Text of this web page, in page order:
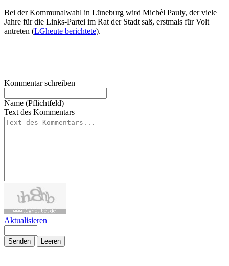
Bei der Kommunalwahl in Lüneburg wird Michèl Pauly, der viele
Jahre für die Links-Partei im Rat der Stadt saß, erstmals für Volt
antreten (LGheute berichtete).
Kommentar schreiben
Name (Pflichtfeld)
Text des Kommentars
Aktualisieren
Senden Leeren